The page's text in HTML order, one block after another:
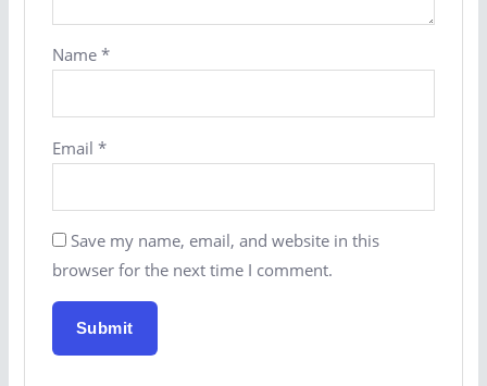
Name *
Email *
Save my name, email, and website in this
browser for the next time I comment.